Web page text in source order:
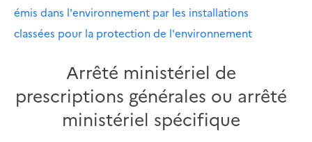
émis dans l'environnement par les installations
classées pour la protection de l'environnement
Arrêté ministériel de
prescriptions générales ou arrêté
ministériel spécifique